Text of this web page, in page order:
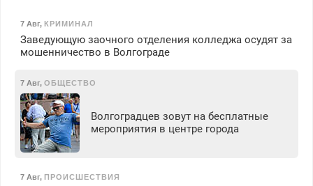
7 Авг, КРИМИНАЛ
Заведующую заочного отделения колледжа осудят за
мошенничество в Волгограде
7 Авг, ОБЩЕСТВО
Волгоградцев зовут на бесплатные
мероприятия в центре города
7 Авг, ПРОИСШЕСТВИЯ